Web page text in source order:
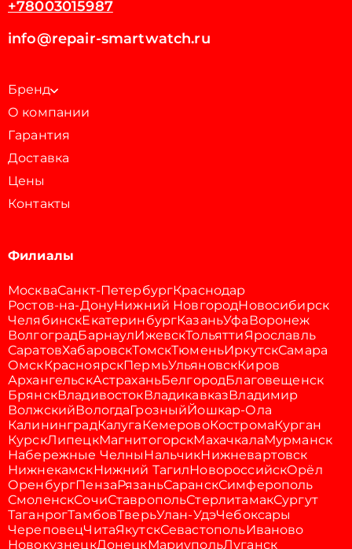
+78003015987
info@repair-smartwatch.ru
Бренд
О компании
Гарантия
Доставка
Цены
Контакты
Филиалы
МоскваСанкт-ПетербургКраснодар
Ростов-на-ДонуНижний НовгородНовосибирск
ЧелябинскЕкатеринбургКазаньУфаВоронеж
ВолгоградБарнаулИжевскТольяттиЯрославль
СаратовХабаровскТомскТюменьИркутскСамара
ОмскКрасноярскПермьУльяновскКиров
АрхангельскАстраханьБелгородБлаговещенск
БрянскВладивостокВладикавказВладимир
ВолжскийВологдаГрозныйЙошкар-Ола
КалининградКалугаКемеровоКостромаКурган
КурскЛипецкМагнитогорскМахачкалаМурманск
Набережные ЧелныНальчикНижневартовск
НижнекамскНижний ТагилНовороссийскОрёл
ОренбургПензаРязаньСаранскСимферополь
СмоленскСочиСтавропольСтерлитамакСургут
ТаганрогТамбовТверьУлан-УдэЧебоксары
ЧереповецЧитаЯкутскСевастопольИваново
НовокузнецкДонецкМариупольЛуганск